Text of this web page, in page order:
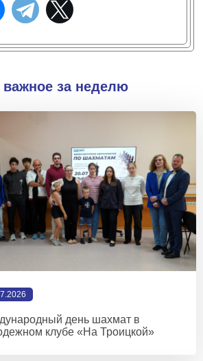
за неделю
день шахмат в
клубе «На Троицкой»